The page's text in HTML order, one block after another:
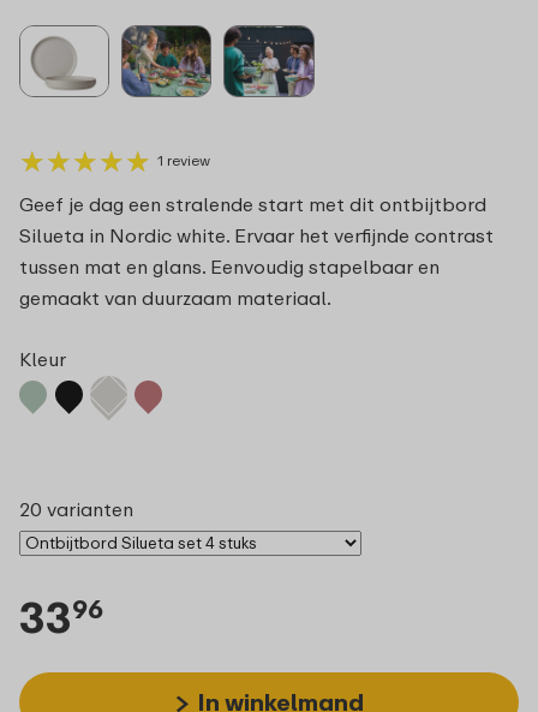
★★★★★
★★★★★ 1 review
Geef je dag een stralende start met dit ontbijtbord
Silueta in Nordic white. Ervaar het verfijnde contrast
tussen mat en glans. Eenvoudig stapelbaar en
gemaakt van duurzaam materiaal.
Kleur
20 varianten
3396
In winkelmand